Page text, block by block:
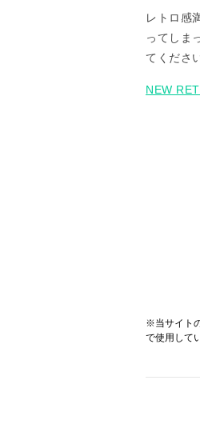
レトロ感
ってしま
てくださ
NEW
※当サイト
で使用して